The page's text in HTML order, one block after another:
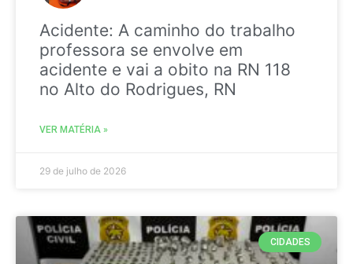
Acidente: A caminho do trabalho
professora se envolve em
acidente e vai a obito na RN 118
no Alto do Rodrigues, RN
VER MATÉRIA »
29 de julho de 2026
CIDADES